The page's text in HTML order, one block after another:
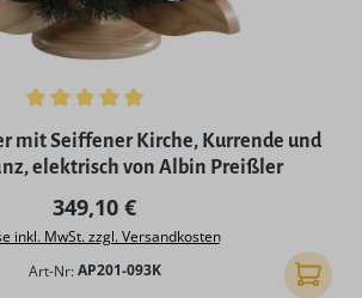
Bewertung von 5 von 5 Sternen
mit Seiffener Kirche, Kurrende und
elektrisch von Albin Preißler
Regulärer Preis:
349,10 €
inkl. MwSt. zzgl. Versandkosten
Art-Nr: AP201-093K In den